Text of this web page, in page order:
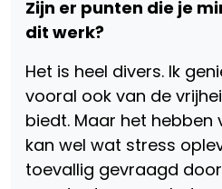
Zijn er punten die je
dit werk?
Het is heel divers. Ik
vooral ook van de
biedt. Maar het hebben
kan wel wat stress
toevallig gevraagd door